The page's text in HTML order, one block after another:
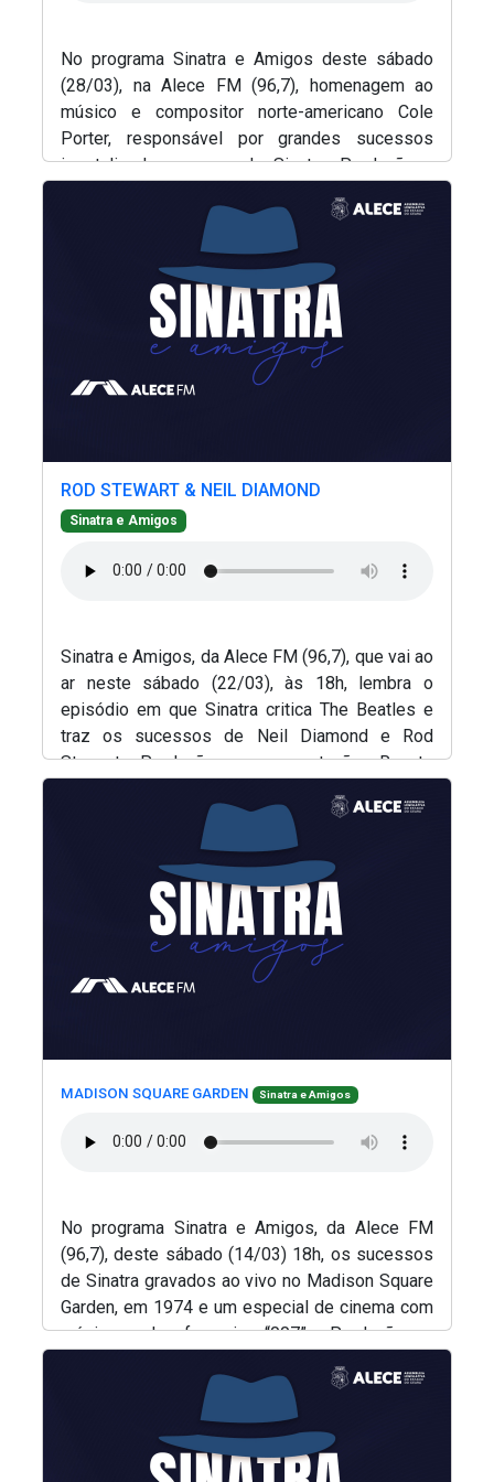
Guarda (2ª CPG)
Departamento de
Documentação e Informação
No programa Sinatra e Amigos deste sábado
(28/03), na Alece FM (96,7), homenagem ao
músico e compositor norte-americano Cole
Porter, responsável por grandes sucessos
imortalizados na voz de Sinatra. Produção e
(Abre em nova janela)
(Abre em nova janela)
ROD STEWART & NEIL DIAMOND
Sinatra e Amigos
Sinatra e Amigos, da Alece FM (96,7), que vai ao
ar neste sábado (22/03), às 18h, lembra o
episódio em que Sinatra critica The Beatles e
traz os sucessos de Neil Diamond e Rod
Stewart. Produção e apresentação, Renato
(Abre em nova janela)
(Abre em nova janela)
MADISON SQUARE GARDEN
(Abre em nova janela)
Sinatra e Amigos
No programa Sinatra e Amigos, da Alece FM
(96,7), deste sábado (14/03) 18h, os sucessos
de Sinatra gravados ao vivo no Madison Square
Garden, em 1974 e um especial de cinema com
músicas da franquia “007”. Produção e
(Abre em nova janela)